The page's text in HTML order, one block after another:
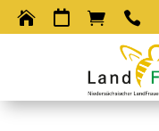
   